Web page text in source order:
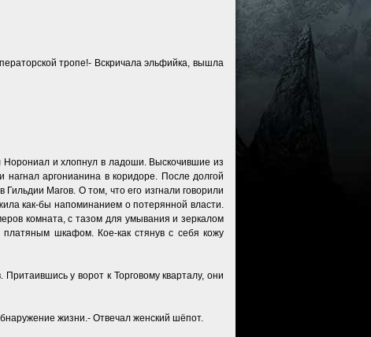
тропе!- Вскричала эльфийка, вышла
Норониал и хлопнул в ладоши. Выскочившие из
нагнал аргонианина в коридоре. После долгой
Магов. О том, что его изгнали говорили
как-бы напоминанием о потерянной власти.
комната, с тазом для умывания и зеркалом
шкафом. Кое-как стянув с себя кожу
у ворот к Торговому кварталу, они
жизни.- Отвечал женский шёпот.